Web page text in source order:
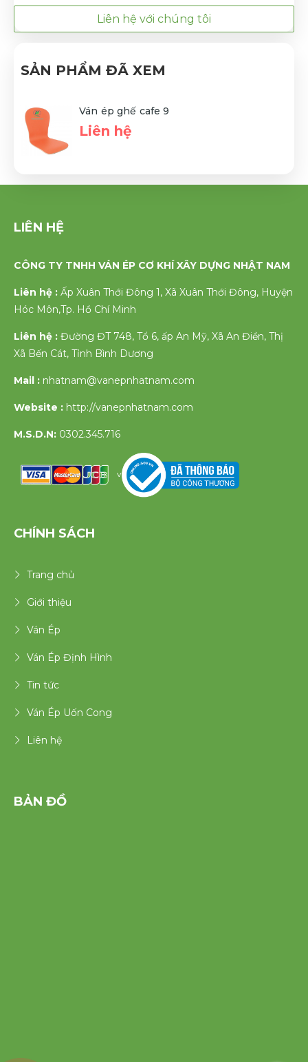
Liên hệ với chúng tôi
SẢN PHẨM ĐÃ XEM
Ván ép ghế cafe 9
Liên hệ
LIÊN HỆ
CÔNG TY TNHH VÁN ÉP CƠ KHÍ XÂY DỰNG NHẬT NAM
Liên hệ : Ấp Xuân Thới Đông 1, Xã Xuân Thới Đông, Huyện
Hóc Môn,Tp. Hồ Chí Minh
Liên hệ : Đường ĐT 748, Tổ 6, ấp An Mỹ, Xã An Điền, Thị
Xã Bến Cát, Tỉnh Bình Dương
Mail : nhatnam@vanepnhatnam.com
Website : http://vanepnhatnam.com
M.S.D.N: 0302.345.716
v
CHÍNH SÁCH
Trang chủ
Giới thiệu
Ván Ép
Ván Ép Định Hình
Tin tức
Ván Ép Uốn Cong
Liên hệ
BẢN ĐỒ